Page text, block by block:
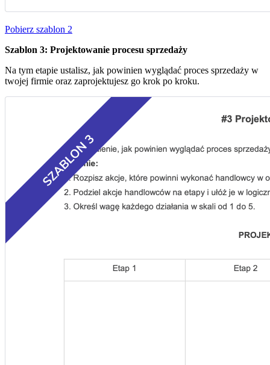
Pobierz szablon 2
Szablon 3: Projektowanie procesu sprzedaży
Na tym etapie ustalisz, jak powinien wyglądać proces sprzedaży w
twojej firmie oraz zaprojektujesz go krok po kroku.